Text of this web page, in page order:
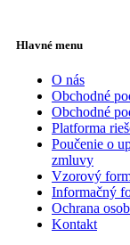
Hlavné menu
O nás
Obchodné
Obchodné
Platforma
Poučenie o
zmluvy
Vzorový
Informačný
Ochrana
Kontakt